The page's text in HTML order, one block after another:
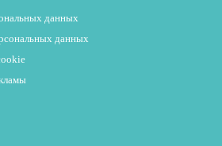
данных
данных